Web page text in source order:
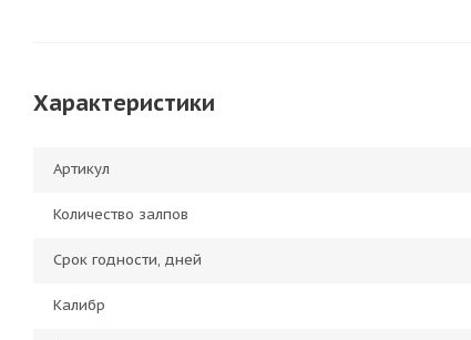
Характеристики
Артикул
Количество залпов
Срок годности, дней
Калибр